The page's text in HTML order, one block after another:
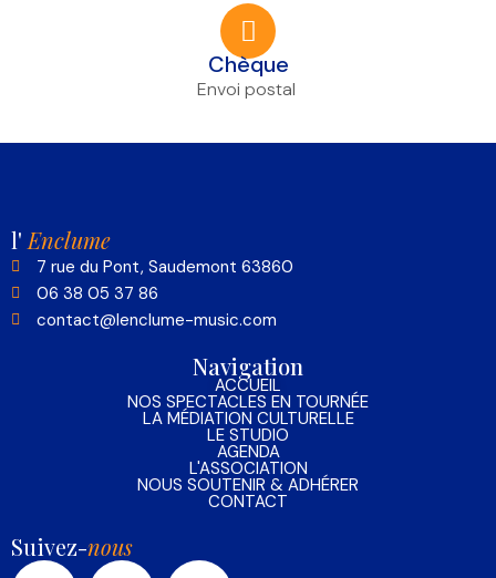
Chèque
Envoi postal
l' Enclume
7 rue du Pont, Saudemont 63860
06 38 05 37 86
contact@lenclume-music.com
Navigation
ACCUEIL
NOS SPECTACLES EN TOURNÉE
LA MÉDIATION CULTURELLE
LE STUDIO
AGENDA
L'ASSOCIATION
NOUS SOUTENIR & ADHÉRER
CONTACT
Suivez-nous